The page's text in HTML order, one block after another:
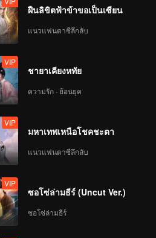
ฝืนลิขิตฟ้าข้าขอเป็นเซียน
แนวแฟนตาซีลึกลับ
VIP
ชายาเคียงหทัย
ความรัก · ย้อนยุค
VIP
มหาเทพเหนือโชคชะตา
แนวแฟนตาซีลึกลับ
VIP
ซอโซ่ล่ามธีร์ (Uncut Ver.)
ซอโซ่ล่ามธีร์